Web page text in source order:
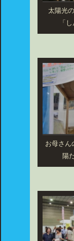
太陽光
「
お母さん
陽